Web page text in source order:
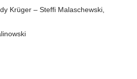
Krüger – Steffi Malaschewski,